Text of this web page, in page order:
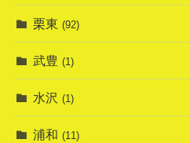
栗東 (92)
武豊 (1)
水沢 (1)
浦和 (11)